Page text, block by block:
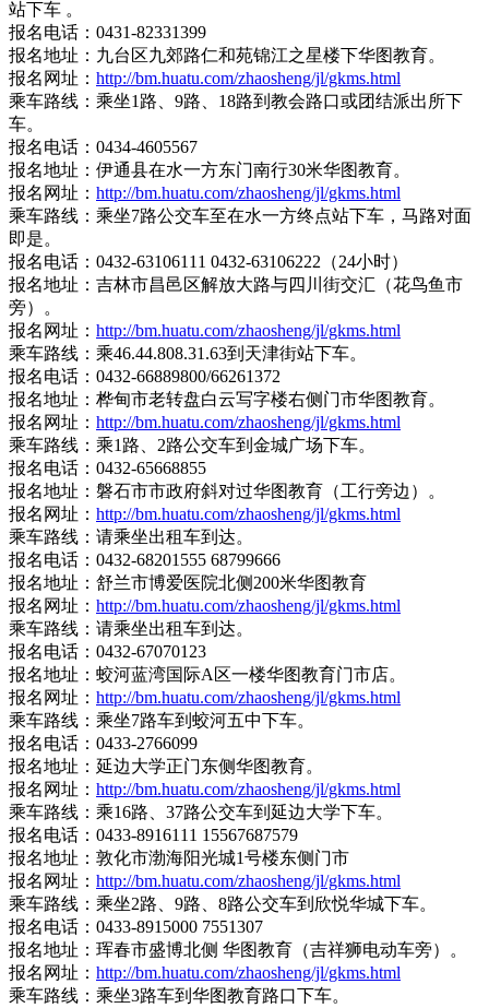
站下车 。
报名电话：0431-82331399
报名地址：九台区九郊路仁和苑锦江之星楼下华图教育。
报名网址： http://bm.huatu.com/zhaosheng/jl/gkms.html
乘车路线：乘坐1路、9路、18路到教会路口或团结派出所下
车。
报名电话：0434-4605567
报名地址：伊通县在水一方东门南行30米华图教育。
报名网址： http://bm.huatu.com/zhaosheng/jl/gkms.html
乘车路线：乘坐7路公交车至在水一方终点站下车，马路对面
即是。
报名电话：0432-63106111 0432-63106222（24小时）
报名地址：吉林市昌邑区解放大路与四川街交汇（花鸟鱼市
旁）。
报名网址： http://bm.huatu.com/zhaosheng/jl/gkms.html
乘车路线：乘46.44.808.31.63到天津街站下车。
报名电话：0432-66889800/66261372
报名地址：桦甸市老转盘白云写字楼右侧门市华图教育。
报名网址： http://bm.huatu.com/zhaosheng/jl/gkms.html
乘车路线：乘1路、2路公交车到金城广场下车。
报名电话：0432-65668855
报名地址：磐石市市政府斜对过华图教育（工行旁边）。
报名网址： http://bm.huatu.com/zhaosheng/jl/gkms.html
乘车路线：请乘坐出租车到达。
报名电话：0432-68201555 68799666
报名地址：舒兰市博爱医院北侧200米华图教育
报名网址： http://bm.huatu.com/zhaosheng/jl/gkms.html
乘车路线：请乘坐出租车到达。
报名电话：0432-67070123
报名地址：蛟河蓝湾国际A区一楼华图教育门市店。
报名网址： http://bm.huatu.com/zhaosheng/jl/gkms.html
乘车路线：乘坐7路车到蛟河五中下车。
报名电话：0433-2766099
报名地址：延边大学正门东侧华图教育。
报名网址： http://bm.huatu.com/zhaosheng/jl/gkms.html
乘车路线：乘16路、37路公交车到延边大学下车。
报名电话：0433-8916111 15567687579
报名地址：敦化市渤海阳光城1号楼东侧门市
报名网址： http://bm.huatu.com/zhaosheng/jl/gkms.html
乘车路线：乘坐2路、9路、8路公交车到欣悦华城下车。
报名电话：0433-8915000 7551307
报名地址：珲春市盛博北侧 华图教育（吉祥狮电动车旁）。
报名网址： http://bm.huatu.com/zhaosheng/jl/gkms.html
乘车路线：乘坐3路车到华图教育路口下车。